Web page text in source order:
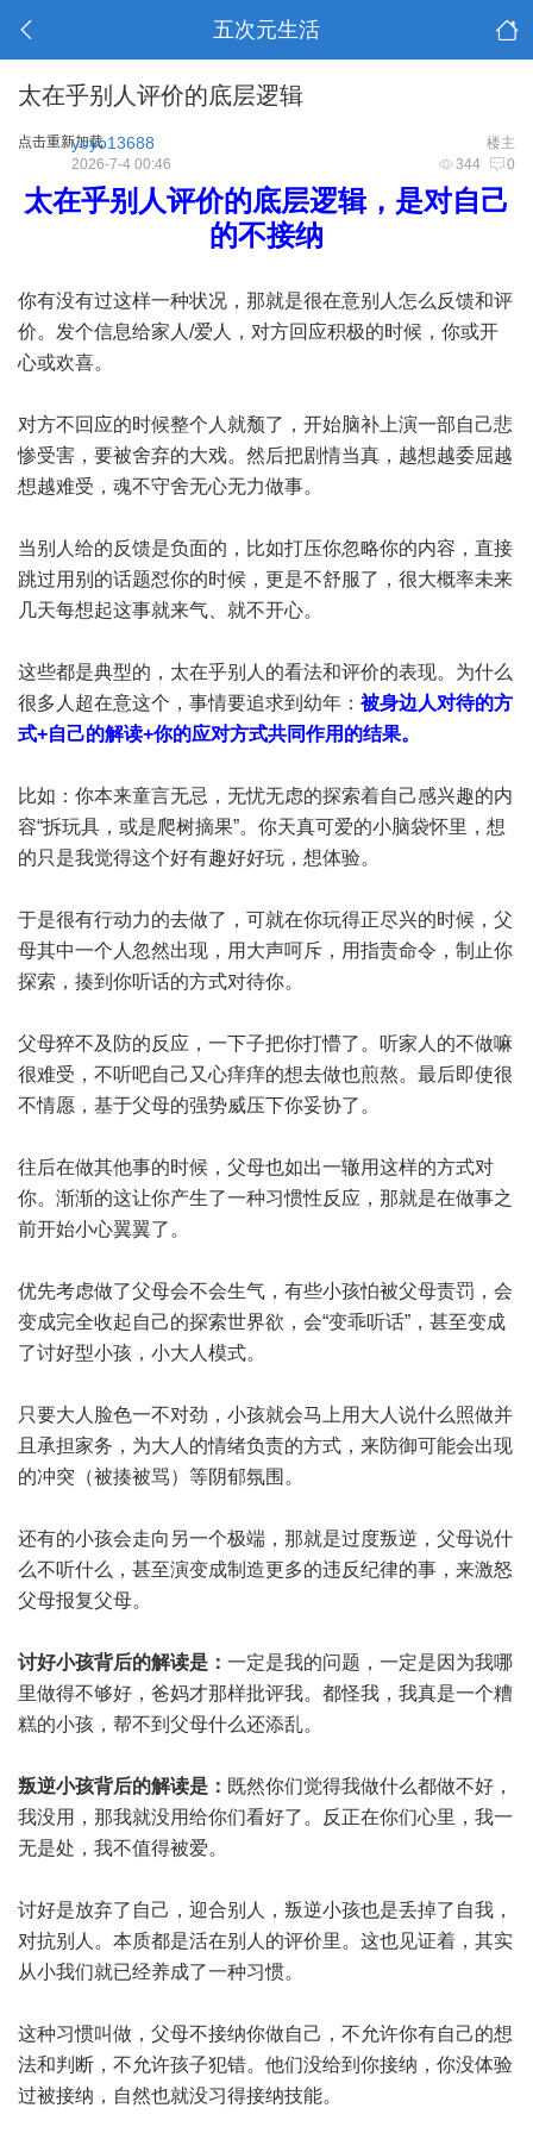
五次元生活
太在乎别人评价的底层逻辑
点击重新加载 楼主
yoyo13688
344 0
2026-7-4 00:46
太在乎别人评价的底层逻辑，是对自己
的不接纳
你有没有过这样一种状况，那就是很在意别人怎么反馈和评
价。发个信息给家人/爱人，对方回应积极的时候，你或开
心或欢喜。
对方不回应的时候整个人就颓了，开始脑补上演一部自己悲
惨受害，要被舍弃的大戏。然后把剧情当真，越想越委屈越
想越难受，魂不守舍无心无力做事。
当别人给的反馈是负面的，比如打压你忽略你的内容，直接
跳过用别的话题怼你的时候，更是不舒服了，很大概率未来
几天每想起这事就来气、就不开心。
这些都是典型的，太在乎别人的看法和评价的表现。为什么
很多人超在意这个，事情要追求到幼年： 被身边人对待的方
式+自己的解读+你的应对方式共同作用的结果。
比如：你本来童言无忌，无忧无虑的探索着自己感兴趣的内
容“拆玩具，或是爬树摘果”。你天真可爱的小脑袋怀里，想
的只是我觉得这个好有趣好好玩，想体验。
于是很有行动力的去做了，可就在你玩得正尽兴的时候，父
母其中一个人忽然出现，用大声呵斥，用指责命令，制止你
探索，揍到你听话的方式对待你。
父母猝不及防的反应，一下子把你打懵了。听家人的不做嘛
很难受，不听吧自己又心痒痒的想去做也煎熬。最后即使很
不情愿，基于父母的强势威压下你妥协了。
往后在做其他事的时候，父母也如出一辙用这样的方式对
你。渐渐的这让你产生了一种习惯性反应，那就是在做事之
前开始小心翼翼了。
优先考虑做了父母会不会生气，有些小孩怕被父母责罚，会
变成完全收起自己的探索世界欲，会“变乖听话”，甚至变成
了讨好型小孩，小大人模式。
只要大人脸色一不对劲，小孩就会马上用大人说什么照做并
且承担家务，为大人的情绪负责的方式，来防御可能会出现
的冲突（被揍被骂）等阴郁氛围。
还有的小孩会走向另一个极端，那就是过度叛逆，父母说什
么不听什么，甚至演变成制造更多的违反纪律的事，来激怒
父母报复父母。
讨好小孩背后的解读是： 一定是我的问题，一定是因为我哪
里做得不够好，爸妈才那样批评我。都怪我，我真是一个糟
糕的小孩，帮不到父母什么还添乱。
叛逆小孩背后的解读是： 既然你们觉得我做什么都做不好，
我没用，那我就没用给你们看好了。反正在你们心里，我一
无是处，我不值得被爱。
讨好是放弃了自己，迎合别人，叛逆小孩也是丢掉了自我，
对抗别人。本质都是活在别人的评价里。这也见证着，其实
从小我们就已经养成了一种习惯。
这种习惯叫做，父母不接纳你做自己，不允许你有自己的想
法和判断，不允许孩子犯错。他们没给到你接纳，你没体验
过被接纳，自然也就没习得接纳技能。